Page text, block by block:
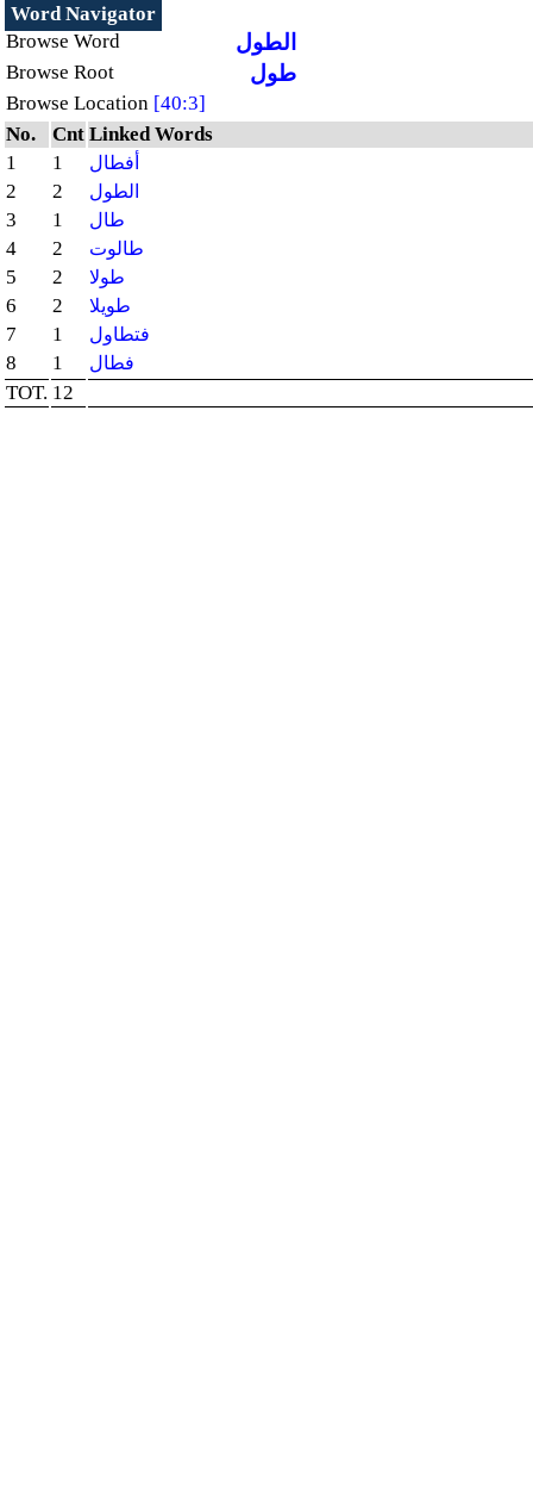
Word Navigator
Browse Word
الطول
Browse Root طول
Browse Location [40:3]
No.
Cnt Linked Words
1
1 أفطال
2 2 الطول
3 1 طال
4 2 طالوت
5 2 طولا
6 2 طويلا
7 1 فتطاول
8 1 فطال
TOT. 12